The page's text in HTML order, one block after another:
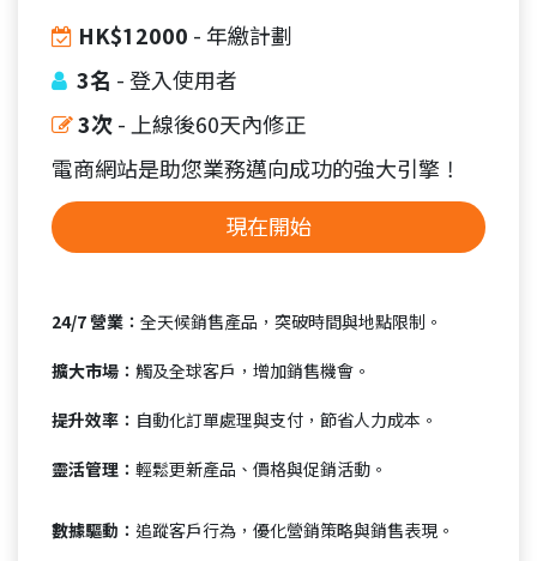
HK$12000 - 年繳計劃
3名 - 登入使用者
3次 - 上線後60天內修正
電商網站是助您業務邁向成功的強大引擎！
現在開始​​​​
24/7 營業： 全天候銷售產品，突破時間與地點限制。
擴大市場： 觸及全球客戶，增加銷售機會。
提升效率： 自動化訂單處理與支付，節省人力成本。
靈活管理： 輕鬆更新產品、價格與促銷活動。
數據驅動： 追蹤客戶行為，優化營銷策略與銷售表現。